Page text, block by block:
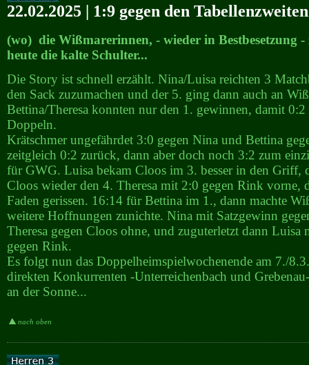
22.02.2025 | 1:9 gegen den
(wo) die Wißmarerinnen, - wieder in Bestbesetzung -
heute die kalte Schulter...
Die Story ist schnell erzählt. Nina/Luisa reichten 3
den Sack zuzumachen und der 5. ging dann auch an
Bettina/Theresa konnten nur den 1. gewinnen, damit 0:2
Doppeln.
Krätschmer ungefährdet 3:0 gegen Nina und Bettina
zeitgleich 0:2 zurück, dann aber doch noch 3:2 zum
für GWG. Luisa bekam Cloos im 3. besser in den Griff,
Cloos wieder den 4. Theresa mit 2:0 gegen Rink vorne,
Faden gerissen. 16:14 für Bettina im 1., dann machte
weitere Hoffnungen zunichte. Nina mit Satzgewinn
Theresa gegen Cloos ohne, und zuguterletzt dann Luisa
gegen Rink.
Es folgt nun das Doppelheimspielwochenende am 7./
direkten Konkurrenten -Unterreichenbach und
an der Sonne...
nach oben